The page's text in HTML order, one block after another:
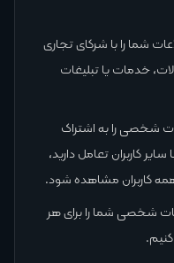
شما را با شرکای تجاری
خدمات یا تبلیغات
شخصی را به اشتراک
کاربران تعامل دارید،
کاربران مشاهده شود.
شخصی شما را برای هر